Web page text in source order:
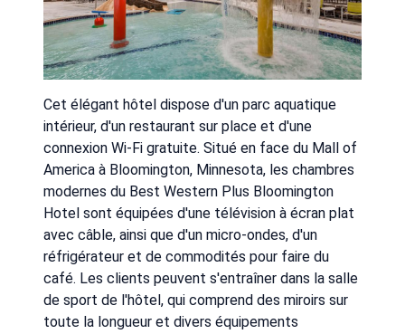
Cet élégant hôtel dispose d'un parc aquatique
intérieur, d'un restaurant sur place et d'une
connexion Wi-Fi gratuite. Situé en face du Mall of
America à Bloomington, Minnesota, les chambres
modernes du Best Western Plus Bloomington
Hotel sont équipées d'une télévision à écran plat
avec câble, ainsi que d'un micro-ondes, d'un
réfrigérateur et de commodités pour faire du
café. Les clients peuvent s'entraîner dans la salle
de sport de l'hôtel, qui comprend des miroirs sur
toute la longueur et divers équipements